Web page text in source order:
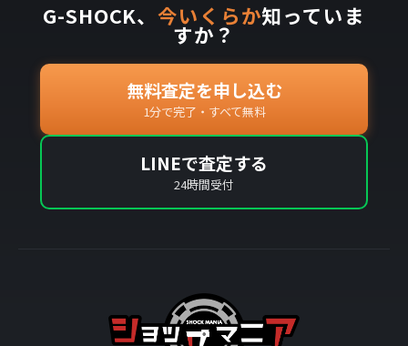
G-SHOCK、今いくらか知っていま
すか？
無料査定を申し込む
1分で完了・すべて無料
LINEで査定する
24時間受付